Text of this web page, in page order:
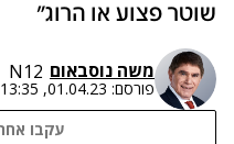
שוטר פצוע או הרוג"
משה נוסבאום N12
פורסם: 01.04.23, 13:35
עקבו